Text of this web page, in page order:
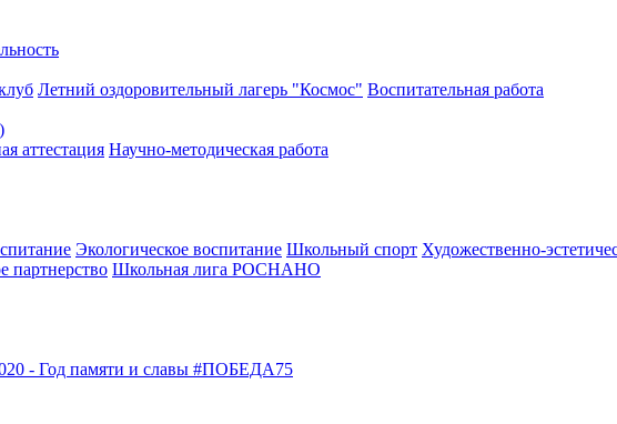
Летний оздоровительный лагерь "Космос" Воспитательная работа
аттестация Научно-методическая работа
Экологическое воспитание Школьный спорт Художественно-
партнерство Школьная лига РОСНАНО
- Год памяти и славы #ПОБЕДА75